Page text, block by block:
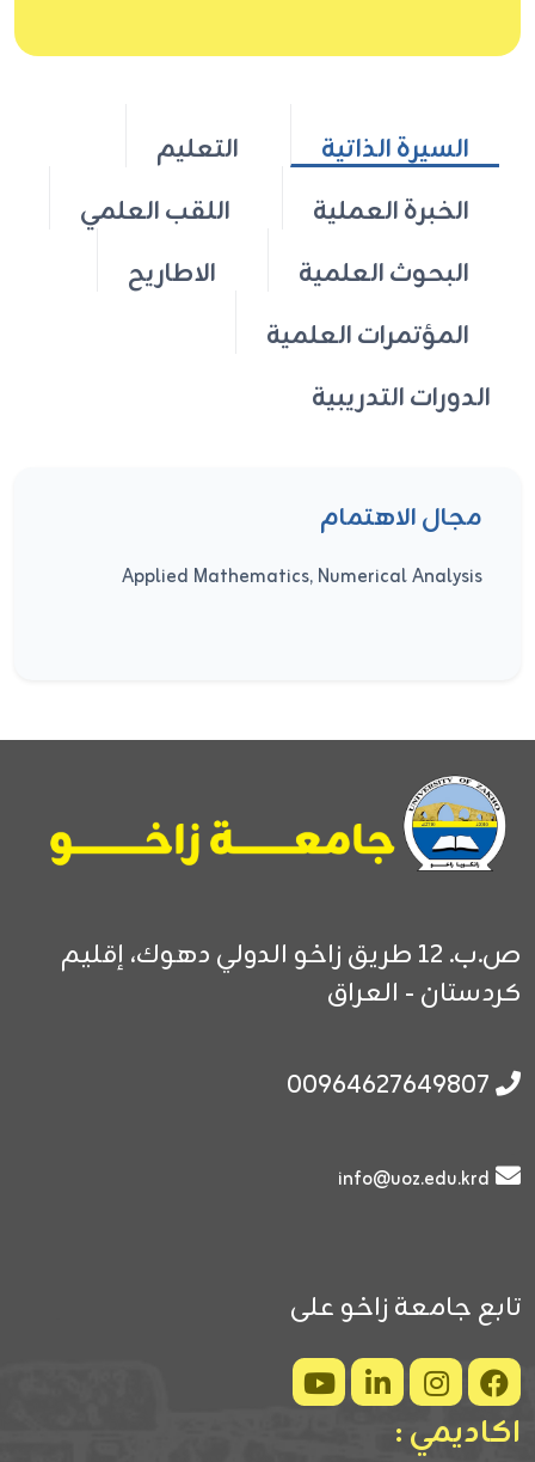
السيرة الذاتية
التعليم
الخبرة العملية
اللقب العلمي
البحوث العلمية
الاطاريح
المؤتمرات العلمية
الدورات التدريبية
مجال الاهتمام
Applied Mathematics, Numerical Analysis
ص.ب. 12 طريق زاخو الدولي دهوك، إقليم
كردستان - العراق
00964627649807
info@uoz.edu.krd
تابع جامعة زاخو على
اكاديمي :